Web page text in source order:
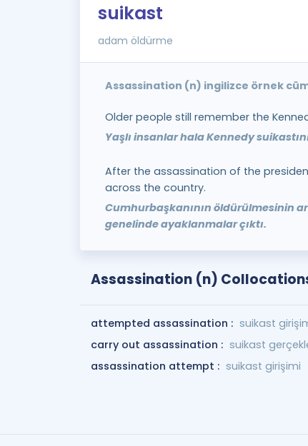
suikast
adam öldürme
Assassination (n) ingilizce örnek
Older people still remember the
Yaşlı insanlar hala Kennedy
After the assassination of the
across the country.
Cumhurbaşkanının öldürülmesinin
genelinde ayaklanmalar çıktı.
Assassination (n)
attempted assassination : suikast
carry out assassination : suikast
assassination attempt : suikast girişimi